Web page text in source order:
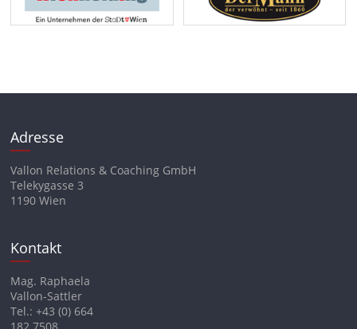
Adresse
Vallon Relations & Coaching GmbH
Telekygasse 3
1190 Wien
Kontakt
Mag. Raphaela
Vallon-Sattler
Tel.: +43 (0) 664